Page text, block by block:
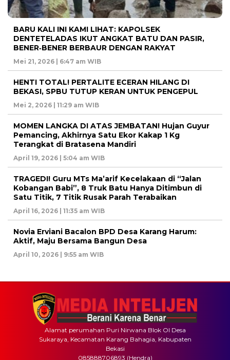
BARU KALI INI KAMI LIHAT: KAPOLSEK
DENTETELADAS IKUT ANGKAT BATU DAN PASIR,
BENER‑BENER BERBAUR DENGAN RAKYAT
Mei 21, 2026 | 6:47 am WIB
HENTI TOTAL! PERTALITE ECERAN HILANG DI
BEKASI, SPBU TUTUP KERAN UNTUK PENGEPUL
Mei 2, 2026 | 11:29 am WIB
MOMEN LANGKA DI ATAS JEMBATAN! Hujan Guyur
Pemancing, Akhirnya Satu Ekor Kakap 1 Kg
Terangkat di Bratasena Mandiri
April 19, 2026 | 5:04 am WIB
TRAGEDI! Guru MTs Ma’arif Kecelakaan di “Jalan
Kobangan Babi”, 8 Truk Batu Hanya Ditimbun di
Satu Titik, 7 Titik Rusak Parah Terabaikan
April 16, 2026 | 11:35 am WIB
Novia Erviani Bacalon BPD Desa Karang Harum:
Aktif, Maju Bersama Bangun Desa
April 10, 2026 | 9:55 am WIB
Alamat perumahan Puri Nirwana Blok OI Desa
Sukaraya, Kecamatan Karang Bahagia, Kabupaten
Bekasi
085888706893 (Hendra)